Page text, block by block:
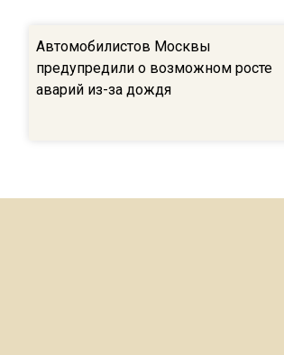
Автомобилистов Москвы
предупредили о возможном росте
аварий из-за дождя